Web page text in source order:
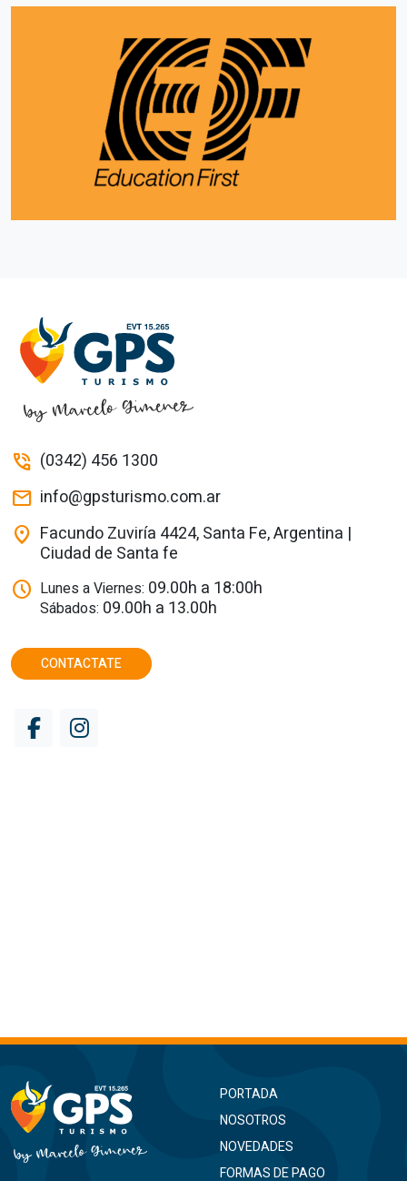
phone_in_talk (0342) 456 1300
mail info@gpsturismo.com.ar
location_on Facundo Zuviría 4424, Santa Fe, Argentina |
Ciudad de Santa fe
schedule Lunes a Viernes: 09.00h a 18:00h
Sábados: 09.00h a 13.00h
CONTACTATE
PORTADA
NOSOTROS
NOVEDADES
FORMAS DE PAGO